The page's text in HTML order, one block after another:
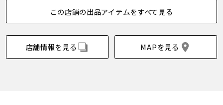
この店舗の出品アイテムをすべて見る
店舗情報を見る MAPを見る